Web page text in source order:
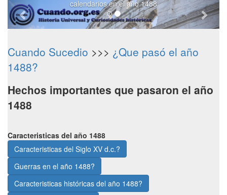
calendarios en el año 1488
Cuando Sucedio >>> ¿Que pasó el año
1488?
Hechos importantes que pasaron el año
1488
Caracteristicas del año 1488
Caracteristicas del Siglo XV d.c.?
Guerras en el año 1488?
Caracteristicas históricas del año 1488?